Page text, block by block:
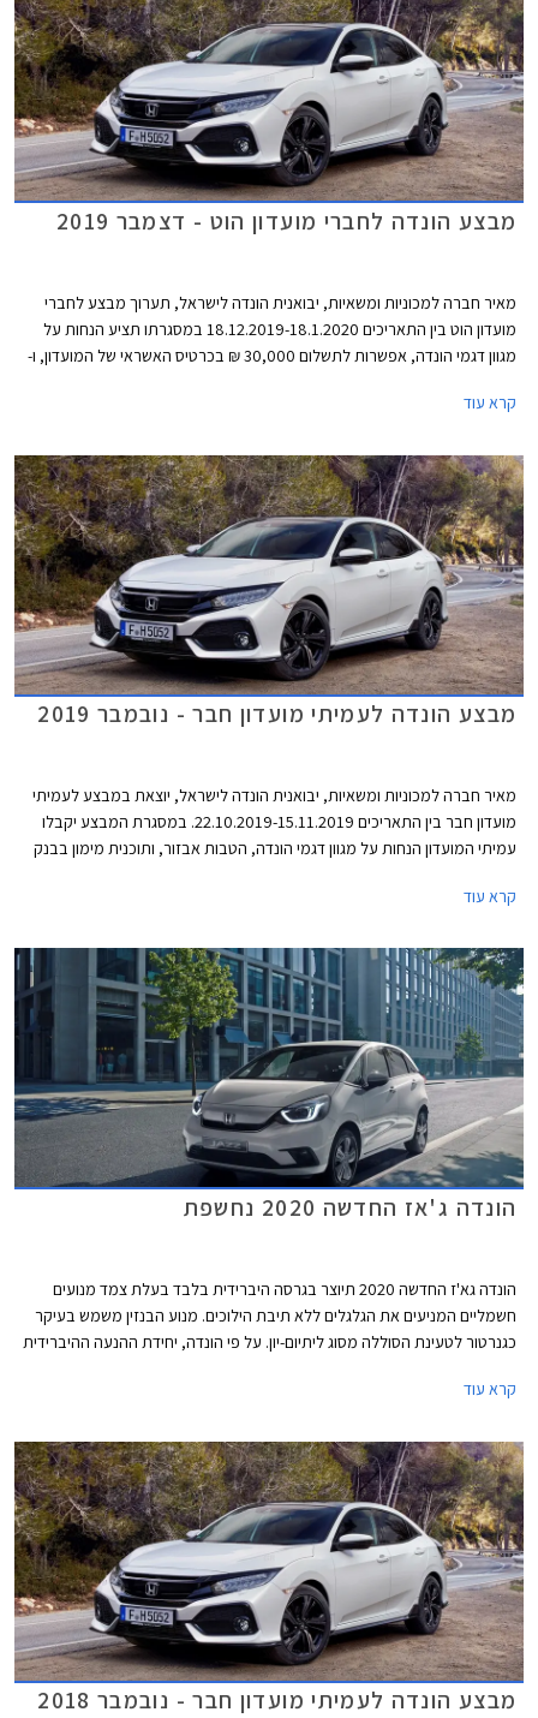
מבצע הונדה לחברי מועדון הוט - דצמבר 2019
מאיר חברה למכוניות ומשאיות, יבואנית הונדה לישראל, תערוך מבצע לחברי
מועדון הוט בין התאריכים 18.12.2019-18.1.2020 במסגרתו תציע הנחות על
מגוון דגמי הונדה, אפשרות לתשלום 30,000 ₪ בכרטיס האשראי של המועדון, ו-
התצוגה של הונדה ברחבי הארץ.
קרא עוד
מבצע הונדה לעמיתי מועדון חבר - נובמבר 2019
מאיר חברה למכוניות ומשאיות, יבואנית הונדה לישראל, יוצאת במבצע לעמיתי
מועדון חבר בין התאריכים 22.10.2019-15.11.2019. במסגרת המבצע יקבלו
עמיתי המועדון הנחות על מגוון דגמי הונדה, הטבות אבזור, ותוכנית מימון בבנק
מועדפים במסגרת תכנית המימון חבר ליס. המבצע יערך בכל אולמות התצוגה
קרא עוד
הונדה ג'אז החדשה 2020 נחשפת
הונדה גא'ז החדשה 2020 תיוצר בגרסה היברידית בלבד בעלת צמד מנועים
חשמליים המניעים את הגלגלים ללא תיבת הילוכים. מנוע הבנזין משמש בעיקר
כגנרטור לטעינת הסוללה מסוג ליתיום-יון. על פי הונדה, יחידת ההנעה ההיברידית
ועתידה למצוא את מקומה בשלל דגמי החברה. מגמה זו מיישרת קו עם הצהרת
עד לשנת 2025.
קרא עוד
מבצע הונדה לעמיתי מועדון חבר - נובמבר 2018